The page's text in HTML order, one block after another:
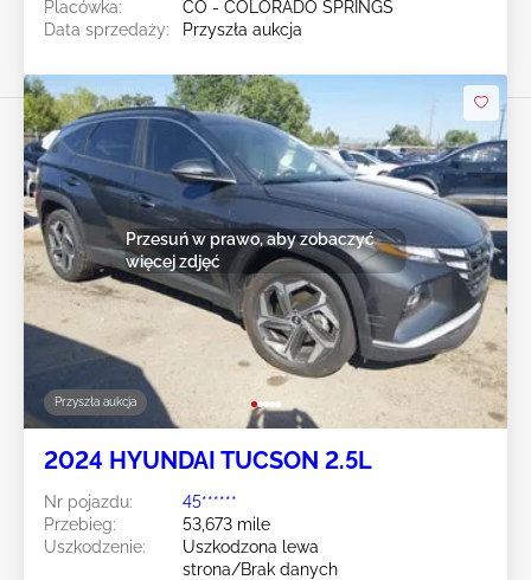
Placówka:
CO - COLORADO SPRINGS
Data sprzedaży:
Przyszła aukcja
Przyszła aukcja
Przesuń w prawo, aby zobaczyć
więcej zdjęć
2024 HYUNDAI TUCSON 2.5L
Nr pojazdu:
45******
Przebieg:
53,673 mile
Uszkodzenie:
Uszkodzona lewa
strona/Brak danych